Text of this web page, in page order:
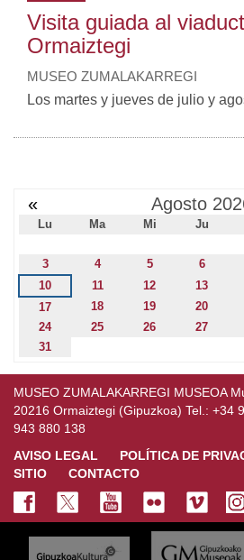
Visita guiada al
Ormaiztegi
MUSEO ZUMALAKARREGI
Los martes y jueves de julio y
« Agosto
Lu Ma Mi Ju
3
4 5 6
10
11 12 13
17
18 19 20
24
25 26 27
31
MUSEO ZUMALAKARREGI MUSEOA
20216 Ormaiztegi (Gipuzkoa) Tel.: +34
943 880 138
AVISO LEGAL
POLÍTICA DE
SITIO
CONTACTO